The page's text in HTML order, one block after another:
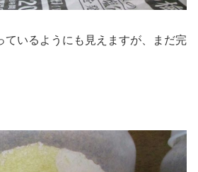
ているようにも見えますが、まだ完